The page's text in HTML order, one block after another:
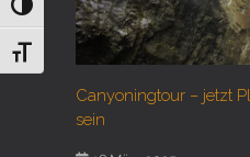
Umschalten auf hohe
Schrift vergrößern
Canyoningtour – jetzt
sein